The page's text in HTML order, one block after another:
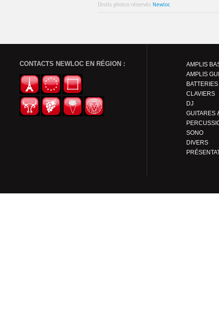
Droits photos réservés Newloc
CONTACTS NEWLOC EN RÉGION :
AMPLIS
AMPLIS
BATTERIES
CLAVIERS
DJ
SONO
DIVERS